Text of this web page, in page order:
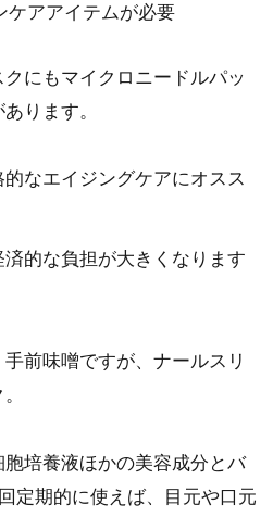
ケアアイテムが必要
にもマイクロニードルパッ
ります。
なエイジングケアにオスス
的な負担が大きくなります
前味噌ですが、ナールスリ
培養液ほかの美容成分とバ
定期的に使えば、目元や口元